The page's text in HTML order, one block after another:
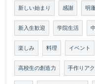
新しい始まり 感謝 明
新入生歓迎 学院生活
楽しみ 料理 イベント
高校生の創造力 手作りア